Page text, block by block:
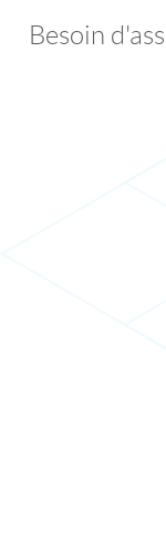
Besoin